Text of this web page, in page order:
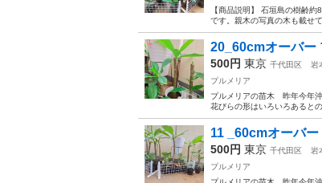
【商品説明】 石垣島の樹齢
です。親木の写真の木も載せ
20_60cmオーバー
500円 東京 千代田区 岩
プルメリア
プルメリアの苗木 昨年今年
花びらの形はいろいろあると
11 _60cmオーバ
500円 東京 千代田区 岩
プルメリア